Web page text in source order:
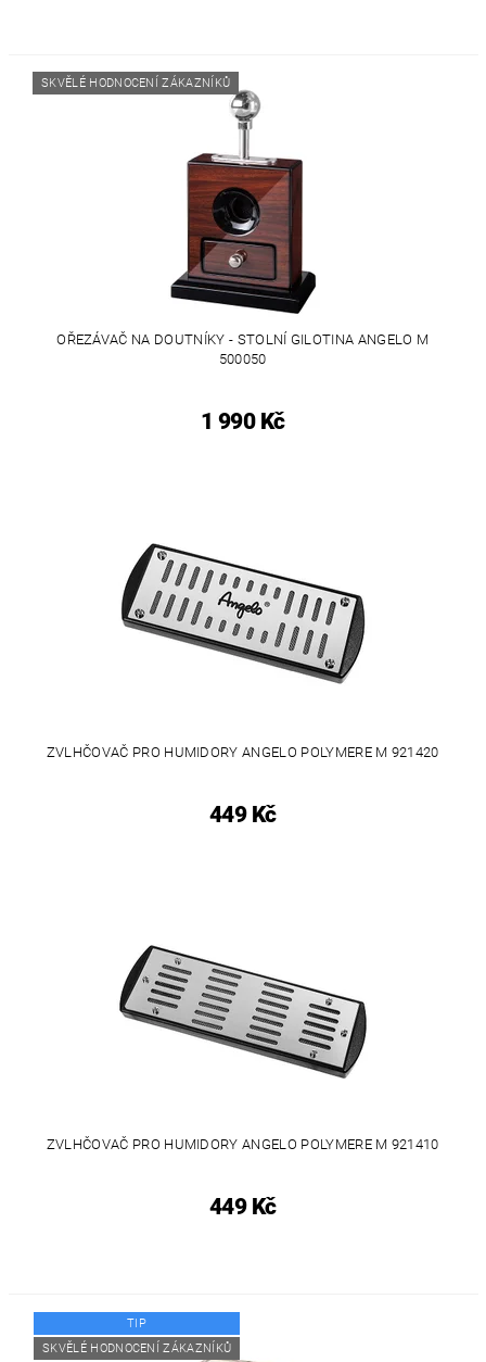
SKVĚLÉ HODNOCENÍ ZÁKAZNÍKŮ
OŘEZÁVAČ NA DOUTNÍKY - STOLNÍ GILOTINA ANGELO M
500050
1 990 Kč
ZVLHČOVAČ PRO HUMIDORY ANGELO POLYMERE M 921420
449 Kč
ZVLHČOVAČ PRO HUMIDORY ANGELO POLYMERE M 921410
449 Kč
TIP
SKVĚLÉ HODNOCENÍ ZÁKAZNÍKŮ